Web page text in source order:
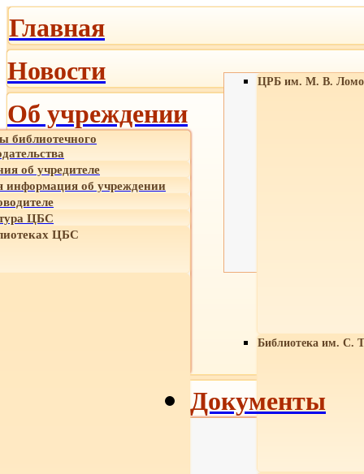
Главная
Новости
Об учреждении
библиотечного
об учредителе
об учреждении
ЦБС
ЦБС
ЦРБ им. М. В.
Библиотека им. С.
Документы